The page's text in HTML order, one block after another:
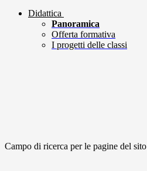
Didattica
Panoramica
Offerta formativa
I progetti delle classi
Campo di ricerca per le pagine del sito